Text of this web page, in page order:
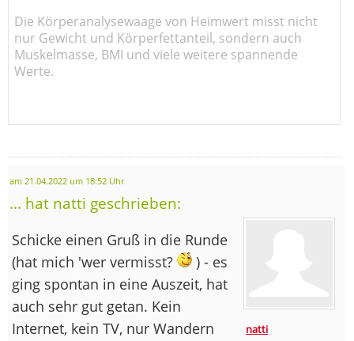
Die Körperanalysewaage von Heimwert misst nicht
nur Gewicht und Körperfettanteil, sondern auch
Muskelmasse, BMI und viele weitere spannende
Werte.
am 21.04.2022 um 18:52 Uhr
... hat natti geschrieben:
natti
Schicke einen Gruß in die Runde
(hat mich 'wer vermisst?
) - es
ging spontan in eine Auszeit, hat
auch sehr gut getan. Kein
Internet, kein TV, nur Wandern